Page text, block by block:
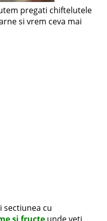
pregati chiftelutele
si vrem ceva mai
sectiunea cu